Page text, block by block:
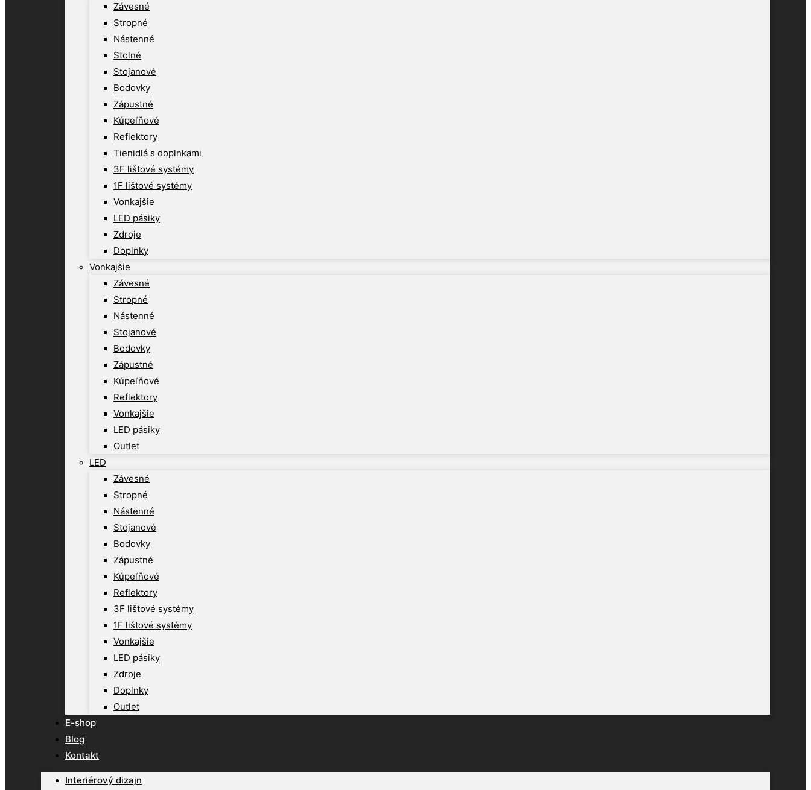
Závesné
Stropné
Nástenné
Stolné
Stojanové
Bodovky
Zápustné
Kúpeľňové
Reflektory
Tienidlá s doplnkami
3F lištové systémy
1F lištové systémy
Vonkajšie
LED pásiky
Zdroje
Doplnky
Vonkajšie
Závesné
Stropné
Nástenné
Stojanové
Bodovky
Zápustné
Kúpeľňové
Reflektory
Vonkajšie
LED pásiky
Outlet
LED
Závesné
Stropné
Nástenné
Stojanové
Bodovky
Zápustné
Kúpeľňové
Reflektory
3F lištové systémy
1F lištové systémy
Vonkajšie
LED pásiky
Zdroje
Doplnky
Outlet
E-shop
Blog
Kontakt
Interiérový dizajn